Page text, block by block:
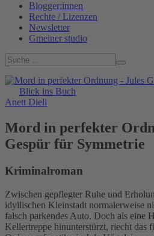
Blogger:innen
Rechte / Lizenzen
Newsletter
Gmeiner studio
Blick ins Buch
Anett Diell
Mord in perfekter
Gespür für Symmetrie
Kriminalroman
Zwischen gepflegter Ruhe und
idyllischen Kleinstadt normalerweise
falsch parkendes Auto. Doch als eine
Kellertreppe hinunterstürzt, riecht das